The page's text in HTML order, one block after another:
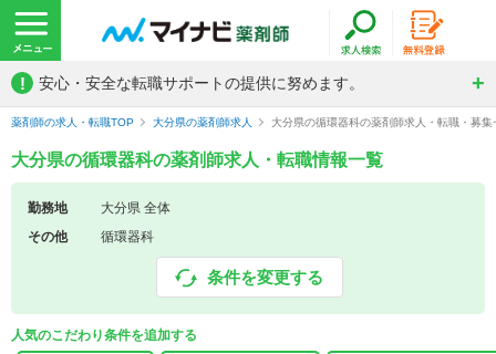
! 安心・安全な転職サポートの提供に努めます。
薬剤師の求人・転職TOP 大分県の薬剤師求人 大分県の循環器科の薬剤師求人・転職・募集
大分県の循環器科の薬剤師求人・転職情報一覧
勤務地
大分県 全体
その他
循環器科
条件を変更する
人気のこだわり条件を追加する